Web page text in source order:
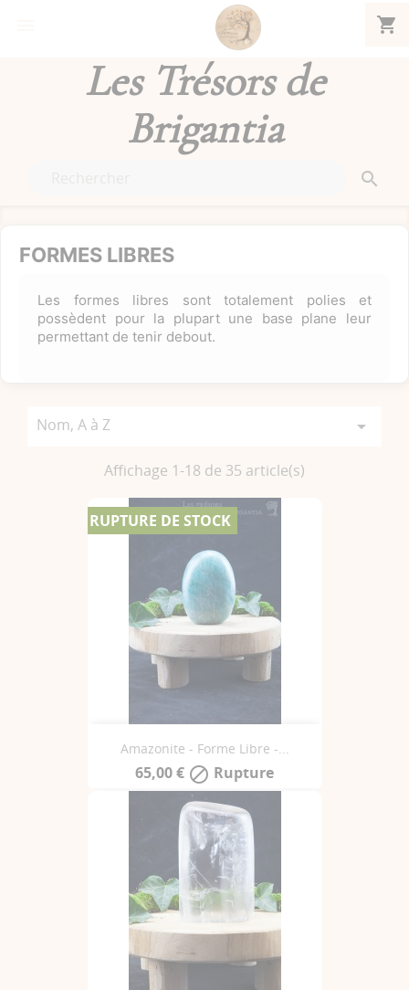
shopping_cart
Les Trésors de
Brigantia

FORMES LIBRES
Les formes libres sont totalement polies et
possèdent pour la plupart une base plane leur
permettant de tenir debout.
Nom, A à Z 
Affichage 1-18 de 35 article(s)
Amazonite - Forme Libre -...
65,00 €  Rupture
RUPTURE DE STOCK